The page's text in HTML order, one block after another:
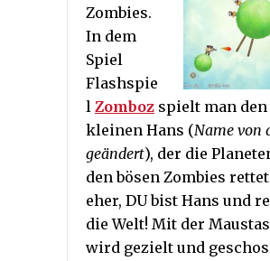
Zombies.
In dem
Spiel
Flashspie
l Zomboz spielt man den
kleinen Hans (Name von
geändert), der die
den bösen Zombies
eher, DU bist Hans und
die Welt! Mit der
wird gezielt und